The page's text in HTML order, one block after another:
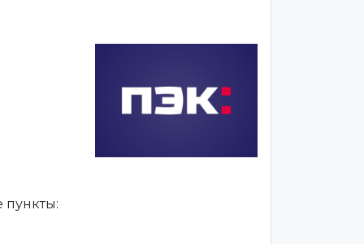
пункты: